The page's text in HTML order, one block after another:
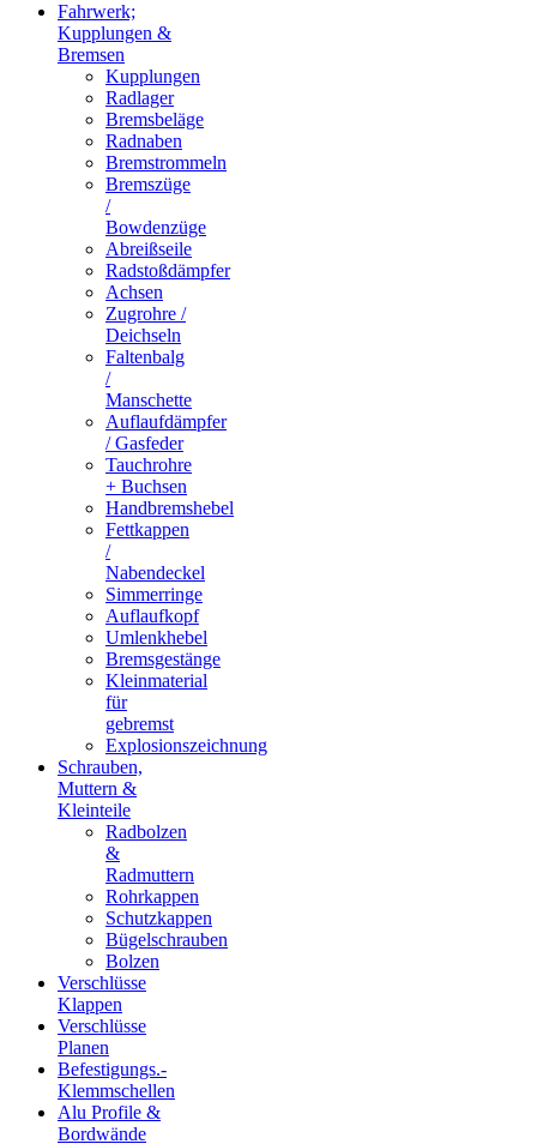
Fahrwerk;
Kupplungen &
Bremsen
Kupplungen
Radlager
Bremsbeläge
Radnaben
Bremstrommeln
Bremszüge
/
Bowdenzüge
Abreißseile
Radstoßdämpfer
Achsen
Zugrohre /
Deichseln
Faltenbalg
/
Manschette
Auflaufdämpfer
/ Gasfeder
Tauchrohre
+ Buchsen
Handbremshebel
Fettkappen
/
Nabendeckel
Simmerringe
Auflaufkopf
Umlenkhebel
Bremsgestänge
Kleinmaterial
für
gebremst
Explosionszeichnung
Schrauben,
Muttern &
Kleinteile
Radbolzen
&
Radmuttern
Rohrkappen
Schutzkappen
Bügelschrauben
Bolzen
Verschlüsse
Klappen
Verschlüsse
Planen
Befestigungs.-
Klemmschellen
Alu Profile &
Bordwände